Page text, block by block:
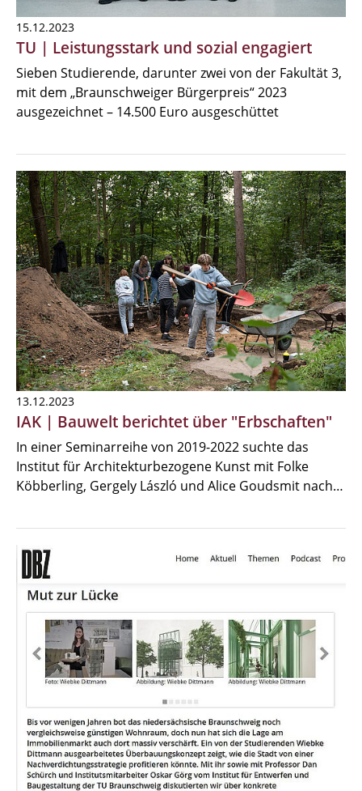
15.12.2023
TU | Leistungsstark und sozial engagiert
Sieben Studierende, darunter zwei von der Fakultät 3,
mit dem „Braunschweiger Bürgerpreis“ 2023
ausgezeichnet – 14.500 Euro ausgeschüttet
13.12.2023
IAK | Bauwelt berichtet über "Erbschaften"
In einer Seminarreihe von 2019-2022 suchte das
Institut für Architekturbezogene Kunst mit Folke
Köbberling, Gergely László und Alice Goudsmit nach…